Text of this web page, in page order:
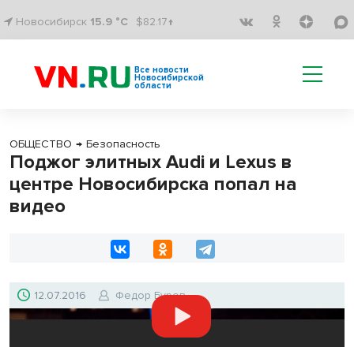
Новосибирск 15.9 °C $82.17↑
Все новости
Новосибирской
области
ОБЩЕСТВО → Безопасность
Поджог элитных Audi и Lexus в
центре Новосибирска попал на
видео
12.07.2016 Федор Буров